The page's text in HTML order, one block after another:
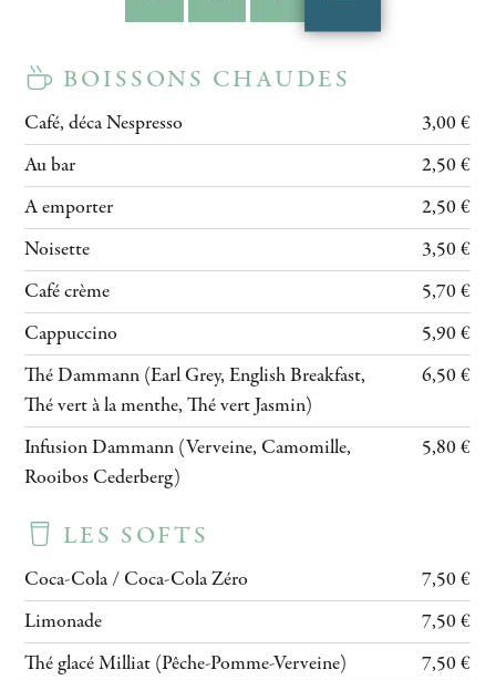
BOISSONS CHAUDES
Café, déca Nespresso
3,00 €
Au bar
2,50 €
A emporter
2,50 €
Noisette
3,50 €
Café crème
5,70 €
Cappuccino
5,90 €
Thé Dammann (Earl Grey, English Breakfast,
Thé vert à la menthe, Thé vert Jasmin)
6,50 €
Infusion Dammann (Verveine, Camomille,
Rooibos Cederberg)
5,80 €
LES SOFTS
Coca-Cola / Coca-Cola Zéro
7,50 €
Limonade
7,50 €
Thé glacé Milliat (Pêche-Pomme-Verveine)
7,50 €